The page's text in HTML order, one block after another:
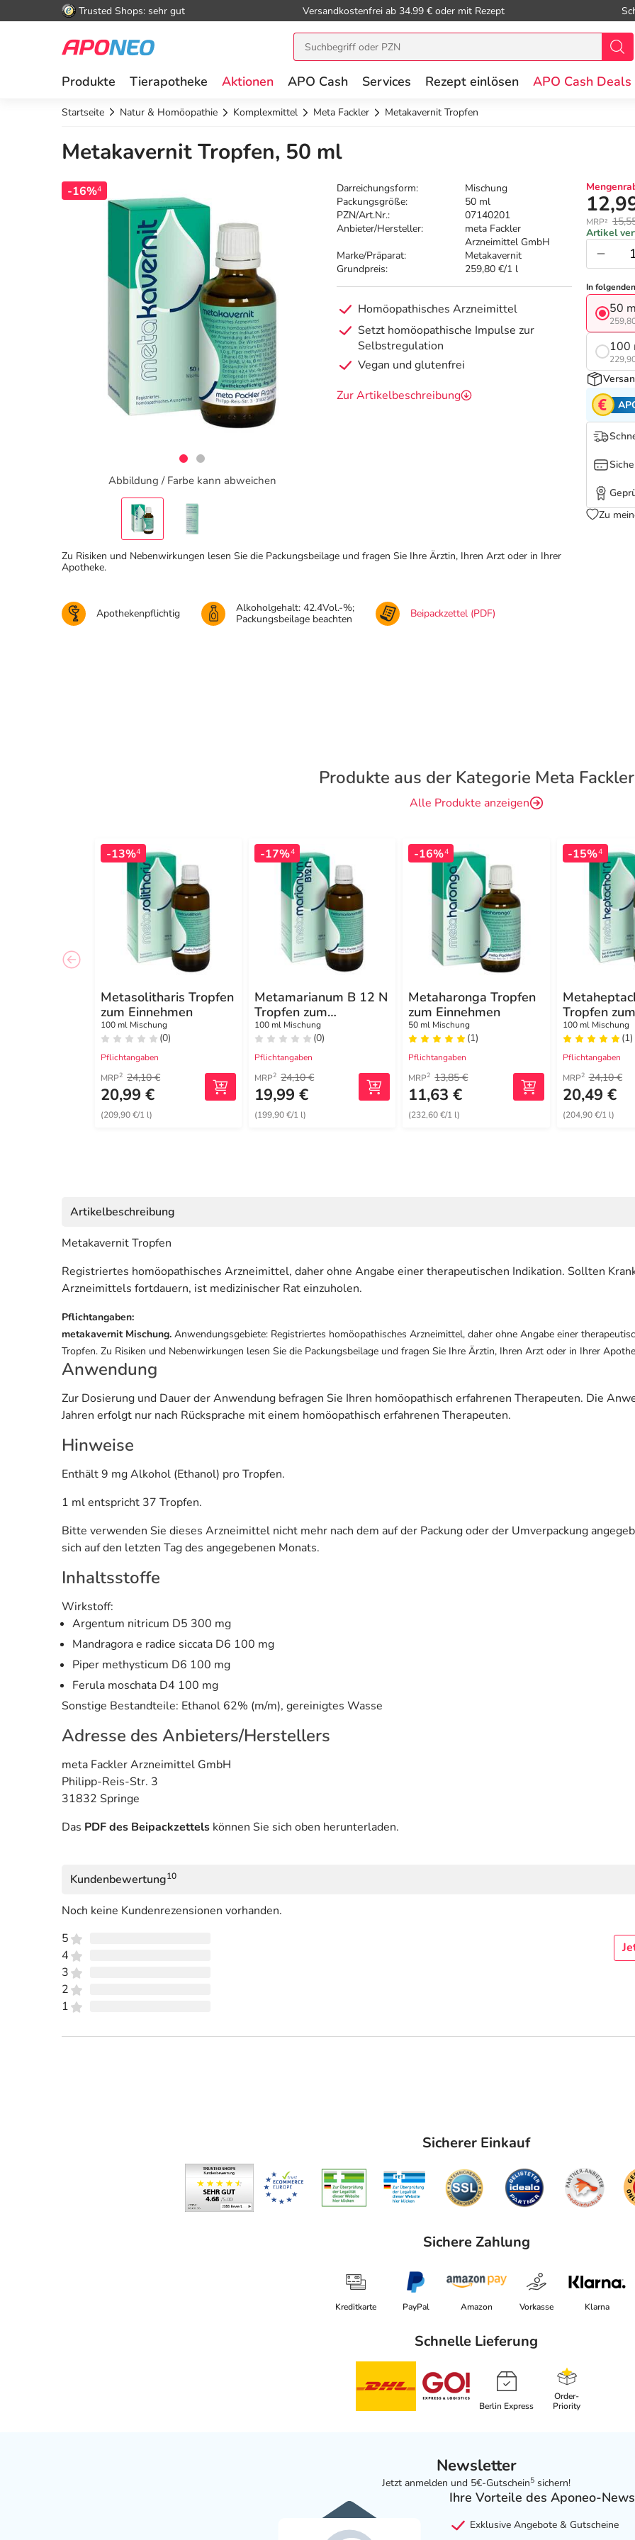
Trusted Shops: sehr gut Versandkostenfrei ab 34.99 € oder mit Rezept
Produkte Tierapotheke Aktionen APO Cash Services Rezept einlösen APO Cash Deals
Startseite Natur & Homöopathie Komplexmittel Meta Fackler Metakavernit Tropfen
Metakavernit Tropfen, 50 ml
-16%4
Abbildung / Farbe kann abweichen
Darreichungsform:
Mischung
Packungsgröße:
50 ml
PZN/Art.Nr.:
07140201
Anbieter/Hersteller:
meta Fackler
Arzneimittel GmbH
Marke/Präparat:
Metakavernit
Grundpreis:
259,80 €/1 l
Homöopathisches Arzneimittel
Setzt homöopathische Impulse zur
Selbstregulation
Vegan und glutenfrei
Zur Artikelbeschreibung
MRP²
Artikel
In
50
100
Zu
Zu Risiken und Nebenwirkungen lesen Sie die Packungsbeilage und fragen Sie Ihre Ärztin, Ihren Arzt oder in Ihrer
Apotheke.
Apothekenpflichtig
Alkoholgehalt: 42.4Vol.-%;
Packungsbeilage beachten
Beipackzettel (PDF)
Produkte aus der Kategorie Meta Fackler
Alle Produkte anzeigen
-13%4
Metasolitharis Tropfen
zum Einnehmen
100 ml Mischung
(0)
Pflichtangaben
MRP2 24,10 €
20,99 €
(209,90 €/1 l)
-17%4
Metamarianum B 12 N
Tropfen zum
Einnehmen
100 ml Mischung
(0)
Pflichtangaben
MRP2 24,10 €
19,99 €
(199,90 €/1 l)
-16%4
Metaharonga Tropfen
zum Einnehmen
50 ml Mischung
(1)
Pflichtangaben
MRP2 13,85 €
11,63 €
(232,60 €/1 l)
-15%4
Tropfen zum
Einnehmen
100 ml Mischung
(1)
Pflichtangaben
MRP2 24,10 €
20,49 €
(204,90 €/1 l)
Artikelbeschreibung
Metakavernit Tropfen
Registriertes homöopathisches Arzneimittel, daher ohne Angabe einer therapeutischen Indikation. Sollten
Arzneimittels fortdauern, ist medizinischer Rat einzuholen.
Pflichtangaben:
metakavernit Mischung. Anwendungsgebiete: Registriertes homöopathisches Arzneimittel, daher ohne Angabe einer
Tropfen. Zu Risiken und Nebenwirkungen lesen Sie die Packungsbeilage und fragen Sie Ihre Ärztin, Ihren Arzt oder in Ihrer
Anwendung
Zur Dosierung und Dauer der Anwendung befragen Sie Ihren homöopathisch erfahrenen Therapeuten. Die
Jahren erfolgt nur nach Rücksprache mit einem homöopathisch erfahrenen Therapeuten.
Hinweise
Enthält 9 mg Alkohol (Ethanol) pro Tropfen.
1 ml entspricht 37 Tropfen.
Bitte verwenden Sie dieses Arzneimittel nicht mehr nach dem auf der Packung oder der Umverpackung
sich auf den letzten Tag des angegebenen Monats.
Inhaltsstoffe
Wirkstoff:
Argentum nitricum D5 300 mg
Mandragora e radice siccata D6 100 mg
Piper methysticum D6 100 mg
Ferula moschata D4 100 mg
Sonstige Bestandteile: Ethanol 62% (m/m), gereinigtes Wasse
Adresse des Anbieters/Herstellers
meta Fackler Arzneimittel GmbH
Philipp-Reis-Str. 3
31832 Springe
Das PDF des Beipackzettels können Sie sich oben herunterladen.
Kundenbewertung10
Noch keine Kundenrezensionen vorhanden.
5
4
3
2
1
Sicherer Einkauf
Sichere Zahlung
Kreditkarte PayPal Amazon Vorkasse Klarna
Schnelle Lieferung
Berlin Express
Order-
Priority
Newsletter
Jetzt anmelden und 5€-Gutschein5 sichern!
Ihre Vorteile des Aponeo-
Exklusive Angebote & Gutscheine